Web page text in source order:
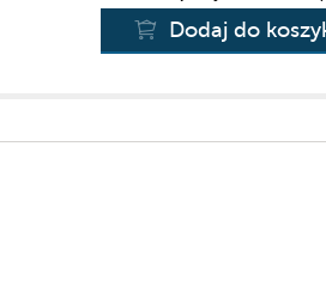
Dodaj do